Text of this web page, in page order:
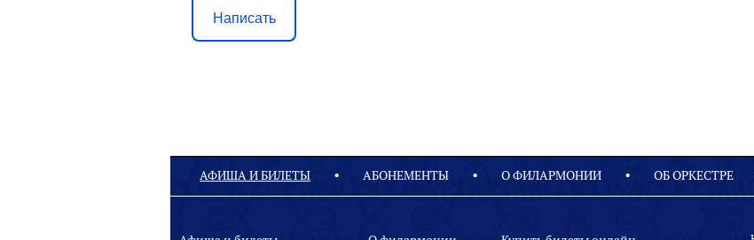
Написать
АФИША И БИЛЕТЫ АБОНЕМЕНТЫ О ФИЛАРМОНИИ OБ ОРКЕСТРЕ